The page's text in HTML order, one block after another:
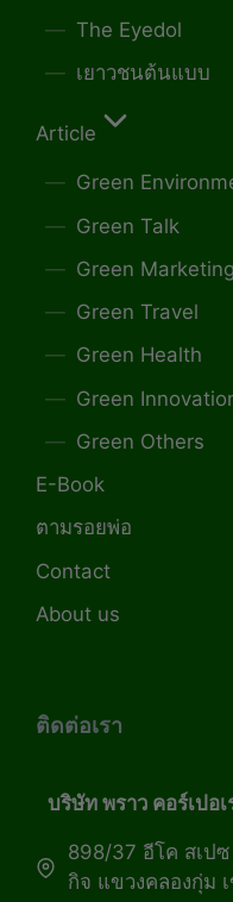
The Eyedol
เยาวชนต้นแบบ
Article
Green
Green Talk
Green Marketing
Green Travel
Green Health
Green
Green Others
E-Book
ตามรอยพ่อ
Contact
About us
ติดต่อเรา
บริษัท พราว คอร์เปอ
898/37 อีโค สเป
กิจ แขวงคลองกุ่ม